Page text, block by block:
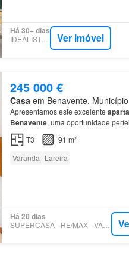
Há 30+ dias
IDEALISTA.PT Ver imóvel
245 000 €
Casa em Benavente,
Apresentamos este excelente
Benavente, uma oportunidade
tranquilidade de convívio e
T3
91 m²
Varanda Lareira
Há 20 dias
SUPERCASA - RE/MAX - VANTAGEM PLANÍCIE